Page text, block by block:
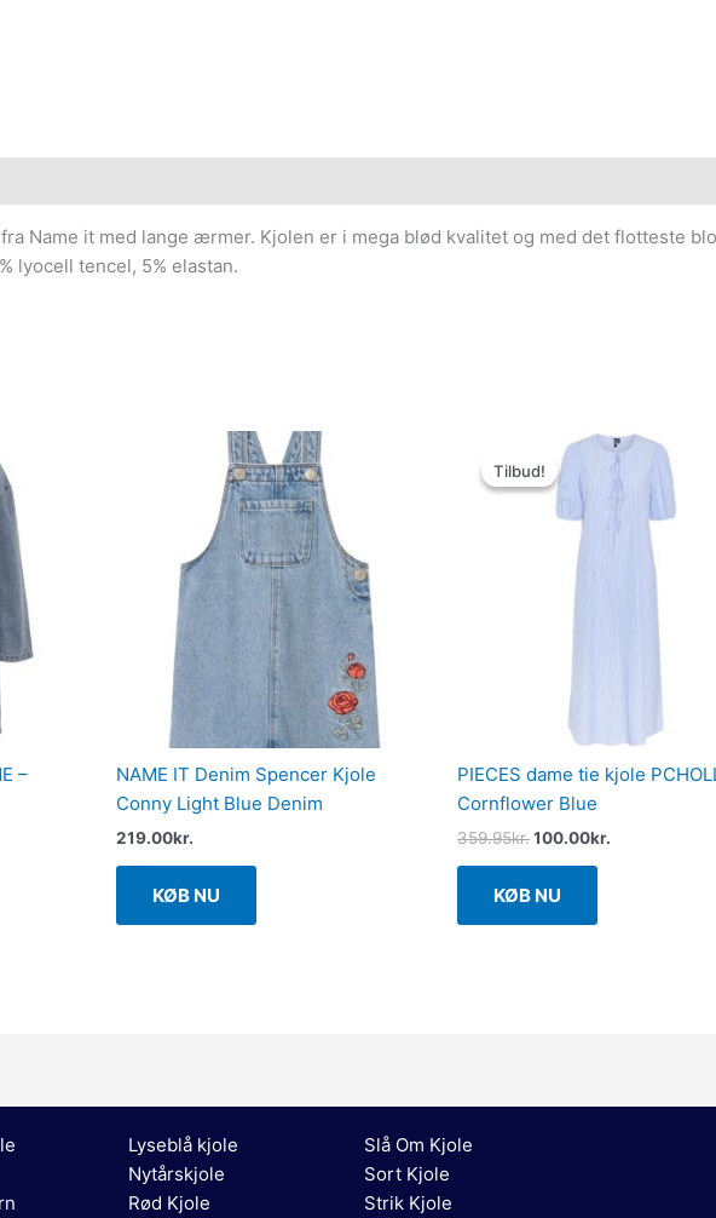
Name it med lange ærmer. Kjolen er i mega blød kvalitet og med det flotteste
lyocell tencel, 5% elastan.
–
NAME IT Denim Spencer Kjole
Conny Light Blue Denim
219.00kr.
KØB NU
Tilbud!
Tilbud!
PIECES dame tie kjole
Cornflower Blue
359.95kr.
oprindelige
pris
359.95kr..
100.00kr.
Den
aktuelle
pris
100.00kr..
KØB NU
Lyseblå kjole
Nytårskjole
Rød Kjole
Slå Om Kjole
Sort Kjole
Strik Kjole